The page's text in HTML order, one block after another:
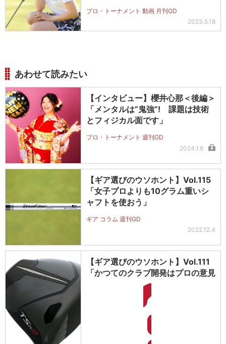
プロ・トーナメント 動画 月刊GD
2023.5.18
あわせて読みたい
【インタビュー】櫻井心那＜後編＞
「メンタルは“鬼強”! 課題は技術
とフィジカル面です」
プロ・トーナメント 週刊GD
2024.1.8
【ギア選びのウソホント】Vol.115
「女子プロよりも10グラム重いシ
ャフトを使おう」
ギア コラム 週刊GD
2022.12.4
【ギア選びのウソホント】Vol.111
「かつてのクラブ開発はプロの意見